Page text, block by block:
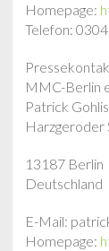
Homepage:
Telefon:
MMC-Berlin
Patrick
Harzgeroder
13187 Berlin
Deutschland
E-Mail:
Homepage: